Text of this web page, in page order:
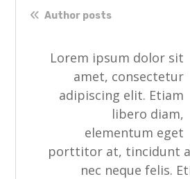
Author posts
Lorem ipsum dolor sit
amet, consectetur
adipiscing elit. Etiam
libero diam,
elementum eget
porttitor at, tincidunt
nec neque felis.